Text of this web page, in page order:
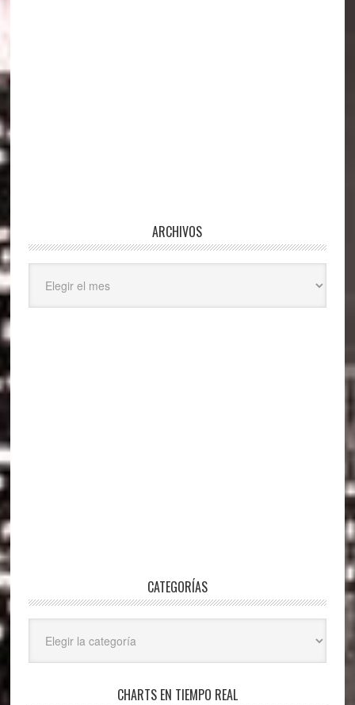
ARCHIVOS
CATEGORÍAS
CHARTS EN TIEMPO REAL